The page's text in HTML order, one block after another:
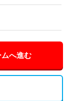
へ進む